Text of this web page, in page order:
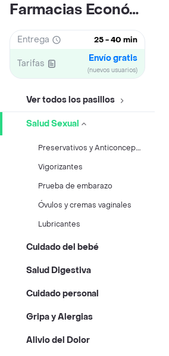
Farmacias Económicas
Entrega 25 - 40 min
Tarifas Envío gratis
(nuevos usuarios)
Ver todos los pasillos
Salud Sexual
P
reservativos y Anticonceptivos
Vigorizantes
Prueba de embarazo
Óvulos y cremas vaginales
Lubricantes
Cuidado del bebé
Salud Digestiva
Cuidado personal
Gripa y Alergias
Alivio del Dolor